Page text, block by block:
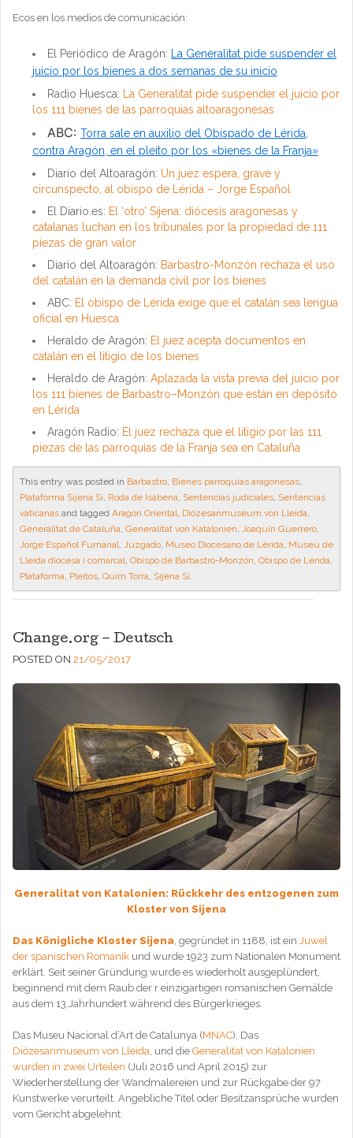
Ecos en los medios de comunicación:
El Periódico de Aragón:
La Generalitat pide suspender el
juicio por los bienes a dos semanas de su inicio
Radio Huesca:
La Generalitat pide suspender el juicio por
los 111 bienes de las parroquias altoaragonesas
ABC: Torra sale en auxilio del Obispado de Lérida,
contra Aragón, en el pleito por los «bienes de la Franja»
Diario del Altoaragón: Un juez espera, grave y
circunspecto, al obispo de Lérida – Jorge Español
El Diario.es: El ‘otro’ Sijena: diócesis aragonesas y
catalanas luchan en los tribunales por la propiedad de 111
piezas de gran valor
Diario del Altoaragón: Barbastro-Monzón rechaza el uso
del catalán en la demanda civil por los bienes
ABC: El obispo de Lérida exige que el catalán sea lengua
oficial en Huesca
Heraldo de Aragón: El juez acepta documentos en
catalán en el litigio de los bienes
Heraldo de Aragón: Aplazada la vista previa del juicio por
los 111 bienes de Barbastro–Monzón que están en depósito
en Lérida
Aragón Radio: El juez rechaza que el litigio por las 111
piezas de las parroquias de la Franja sea en Cataluña
This entry was posted in Barbastro, Bienes parroquias aragonesas,
Plataforma Sijena Sí, Roda de Isábena, Sentencias judiciales, Sentencias
vaticanas and tagged Aragón Oriental, Diözesanmuseum von Lleida,
Generalitat de Cataluña, Generalitat von Katalonien, Joaquín Guerrero,
Jorge Español Fumanal, Juzgado, Museo Diocesano de Lérida, Museu de
Lleida diocesà i comarcal, Obispo de Barbastro-Monzón, Obispo de Lérida,
Plataforma, Pleitos, Quim Torra, Sijena Sí.
Change.org – Deutsch
POSTED ON 21/05/2017
Generalitat von Katalonien: Rückkehr des entzogenen zum
Kloster von Sijena
Das Königliche Kloster Sijena, gegründet in 1188, ist ein Juwel
der spanischen Romanik und wurde 1923 zum Nationalen Monument
erklärt. Seit seiner Gründung wurde es wiederholt ausgeplündert,
beginnend mit dem Raub der r einzigartigen romanischen Gemälde
aus dem 13.Jahrhundert während des Bürgerkrieges.
Das Museu Nacional d’Art de Catalunya (MNAC), Das
Diözesanmuseum von Lleida, und die Generalitat von Katalonien
wurden in zwei Urteilen (Juli 2016 und April 2015) zur
Wiederherstellung der Wandmalereien und zur Rückgabe der 97
Kunstwerke verurteilt. Angebliche Titel oder Besitzansprüche wurden
vom Gericht abgelehnt.